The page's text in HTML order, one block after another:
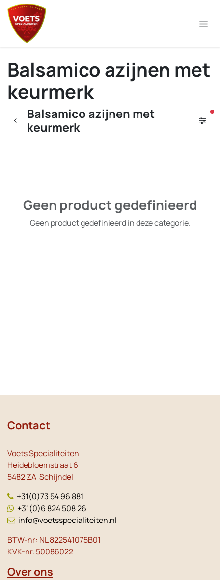
Overslaan naar inhoud
Balsamico azijnen met
keurmerk
Balsamico azijnen met
keurmerk
Geen product gedefinieerd
Geen product gedefinieerd in deze categorie.
Contact
Voets Specialiteiten
Heidebloemstraat 6
5482 ZA Schijndel
+31(0)73 54 96 881
+31(0)6 824 508 26
info@voetsspecialiteiten.nl
BTW-nr: NL 822541075B01
KVK-nr. 50086022
Over ons